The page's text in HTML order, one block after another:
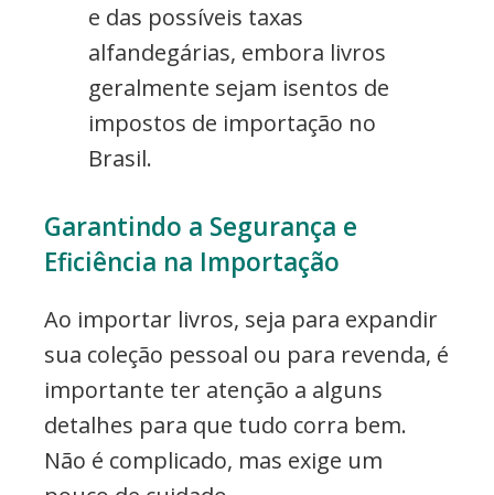
e das possíveis taxas
alfandegárias, embora livros
geralmente sejam isentos de
impostos de importação no
Brasil.
Garantindo a Segurança e
Eficiência na Importação
Ao importar livros, seja para expandir
sua coleção pessoal ou para revenda, é
importante ter atenção a alguns
detalhes para que tudo corra bem.
Não é complicado, mas exige um